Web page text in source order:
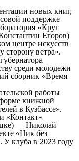
новых книг,
поддержке
«Круг
Егоров)
центре искусств
сторону ветра».
среди молодежи
сборник «Время
работы
форме книжной
в Кузбассе».
«Контакт»
— Николай
«Ник без
У клуба в 2023 году